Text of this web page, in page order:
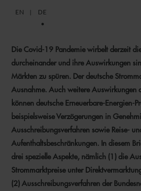
EN DE
Die Covid-19 Pandemie wirbelt derzeit
durcheinander und ihre Auswirkungen
Märkten zu spüren. Der deutsche
Ausnahme. Auch weitere Auswirkungen
können deutsche Erneuerbare-Energien-
beispielsweise Verzögerungen in
Ausschreibungsverfahren sowie Reise-
Aufenthaltsbeschränkungen. In diesem
drei spezielle Aspekte, nämlich (1) die
Strommarktpreise unter
(2) Ausschreibungsverfahren der